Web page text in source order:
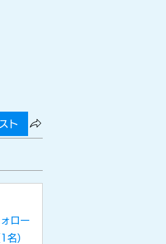
ト
ロー
名）